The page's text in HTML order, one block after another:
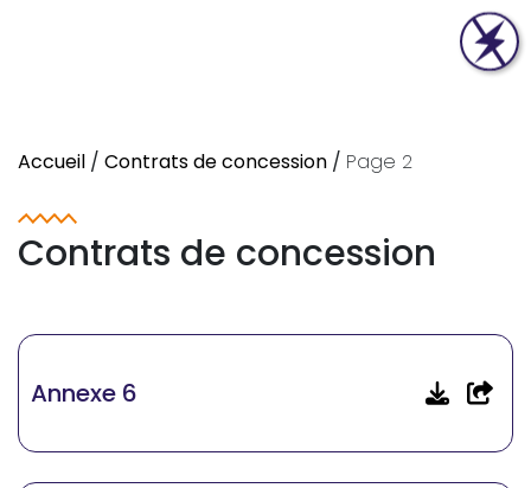
Accueil / Contrats de concession / Page 2
Contrats de concession
Annexe 6